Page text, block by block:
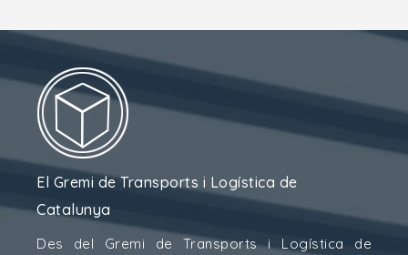
El Gremi de Transports i Logística de
Catalunya
Des del Gremi de Transports i Logística de